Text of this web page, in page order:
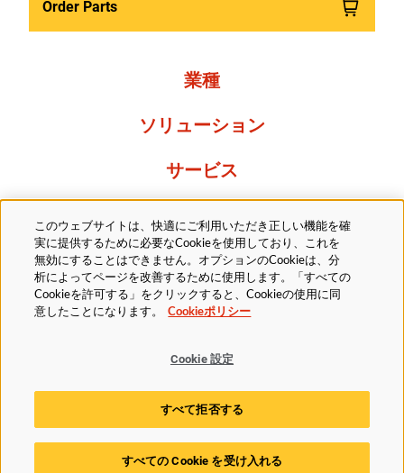
Order Parts
業種
ソリューション
サービス
Resources
当社について
法的 プライバシーポリシー
アクセシビリティ方針
Cookieポリシー
Cookie 設定
© 2025 Husky Technologies. All rights reserved.
このウェブサイトは、快適にご利用いただき正しい機能を確
実に提供するために必要なCookieを使用しており、これを
無効にすることはできません。オプションのCookieは、分
析によってページを改善するために使用します。「すべての
Cookieを許可する」をクリックすると、Cookieの使用に同
意したことになります。
Cookieポリシー
Cookie 設定
すべて拒否する
すべての Cookie を受け入れる